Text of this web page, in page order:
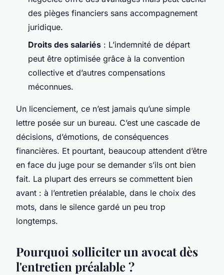
des pièges financiers sans accompagnement
juridique.
Droits des salariés : L’indemnité de départ
peut être optimisée grâce à la convention
collective et d’autres compensations
méconnues.
Un licenciement, ce n’est jamais qu’une simple
lettre posée sur un bureau. C’est une cascade de
décisions, d’émotions, de conséquences
financières. Et pourtant, beaucoup attendent d’être
en face du juge pour se demander s’ils ont bien
fait. La plupart des erreurs se commettent bien
avant : à l’entretien préalable, dans le choix des
mots, dans le silence gardé un peu trop
longtemps.
Pourquoi solliciter un avocat dès
l'entretien préalable ?